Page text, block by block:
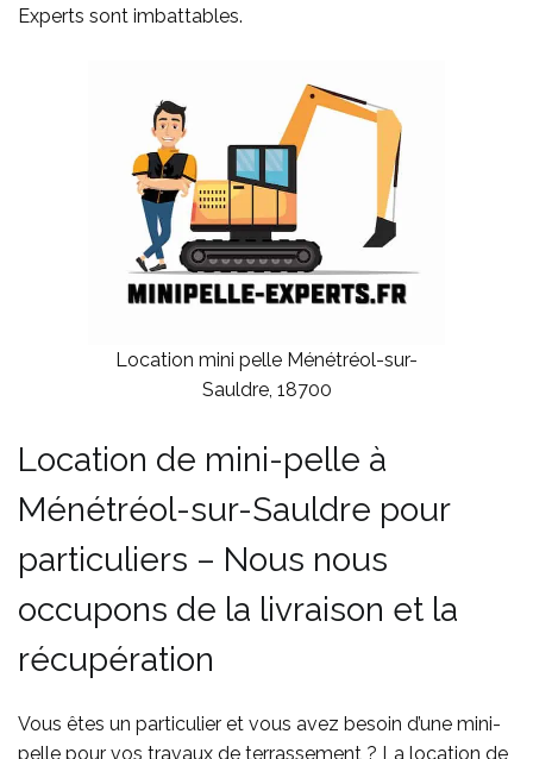
Experts sont imbattables.
Location mini pelle Ménétréol-sur-
Sauldre, 18700
Location de mini-pelle à
Ménétréol-sur-Sauldre pour
particuliers – Nous nous
occupons de la livraison et la
récupération
Vous êtes un particulier et vous avez besoin d’une mini-
pelle pour vos travaux de terrassement ? La location de